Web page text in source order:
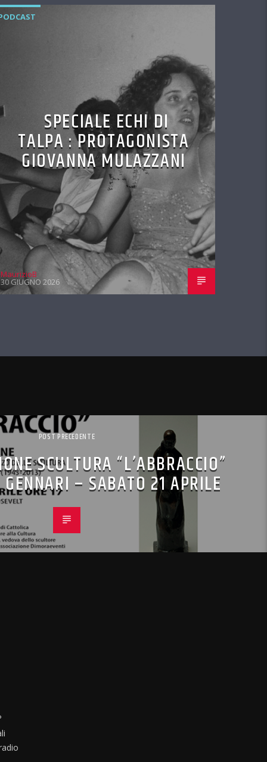
SPECIALE ECHI DI
TALPA : PROTAGONISTA
GIOVANNA MULAZZANI
MaurizioB
30 GIUGNO 2026
POST PRECEDENTE
SCULTURA “L’ABBRACCIO”
– SABATO 21 APRILE